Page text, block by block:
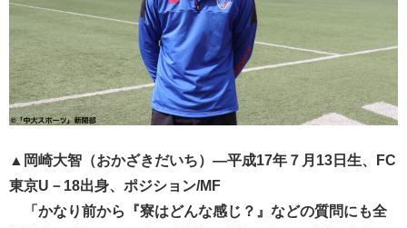
▲岡崎大智（おかざきだいち）―平成17年７月13日生、FC
東京U－18出身、ポジション/MF
「かなり前から『寮はどんな感じ？』などの質問にも全